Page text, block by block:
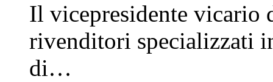
Il vicepresidente vicario
rivenditori specializzati
di…